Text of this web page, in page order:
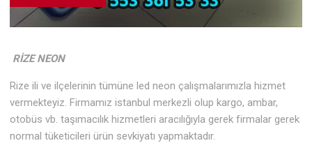
RİZE NEON
Rize ili ve ilçelerinin tümüne led neon çalışmalarımızla hizmet
vermekteyiz. Firmamız istanbul merkezli olup kargo, ambar,
otobüs vb. taşımacılık hizmetleri aracılığıyla gerek firmalar gerek
normal tüketicileri ürün sevkiyatı yapmaktadır.